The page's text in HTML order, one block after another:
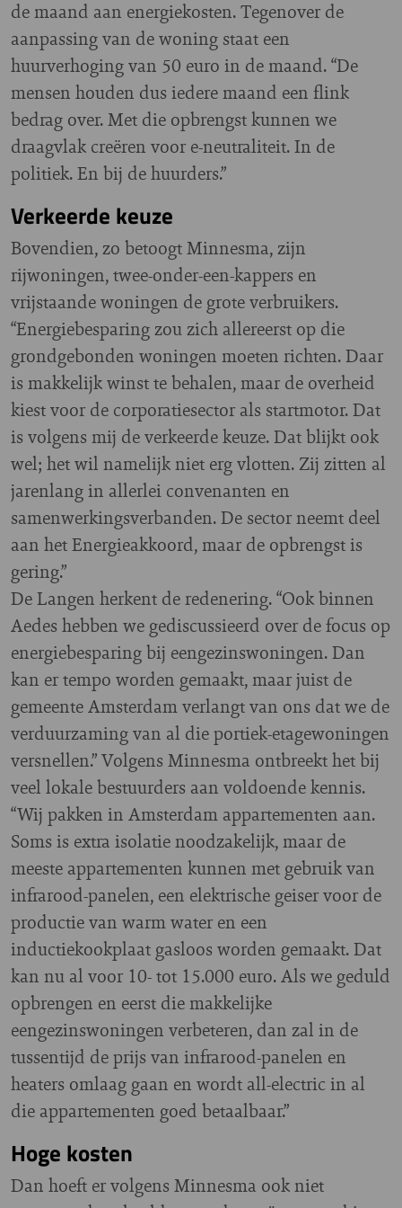
de maand aan energiekosten. Tegenover de
aanpassing van de woning staat een
huurverhoging van 50 euro in de maand. “De
mensen houden dus iedere maand een flink
bedrag over. Met die opbrengst kunnen we
draagvlak creëren voor e-neutraliteit. In de
politiek. En bij de huurders.”
Verkeerde keuze
Bovendien, zo betoogt Minnesma, zijn
rijwoningen, twee-onder-een-kappers en
vrijstaande woningen de grote verbruikers.
“Energiebesparing zou zich allereerst op die
grondgebonden woningen moeten richten. Daar
is makkelijk winst te behalen, maar de overheid
kiest voor de corporatiesector als startmotor. Dat
is volgens mij de verkeerde keuze. Dat blijkt ook
wel; het wil namelijk niet erg vlotten. Zij zitten al
jarenlang in allerlei convenanten en
samenwerkingsverbanden. De sector neemt deel
aan het Energieakkoord, maar de opbrengst is
gering.”
De Langen herkent de redenering. “Ook binnen
Aedes hebben we gediscussieerd over de focus op
energiebesparing bij eengezinswoningen. Dan
kan er tempo worden gemaakt, maar juist de
gemeente Amsterdam verlangt van ons dat we de
verduurzaming van al die portiek-etagewoningen
versnellen.” Volgens Minnesma ontbreekt het bij
veel lokale bestuurders aan voldoende kennis.
“Wij pakken in Amsterdam appartementen aan.
Soms is extra isolatie noodzakelijk, maar de
meeste appartementen kunnen met gebruik van
infrarood-panelen, een elektrische geiser voor de
productie van warm water en een
inductiekookplaat gasloos worden gemaakt. Dat
kan nu al voor 10- tot 15.000 euro. Als we geduld
opbrengen en eerst die makkelijke
eengezinswoningen verbeteren, dan zal in de
tussentijd de prijs van infrarood-panelen en
heaters omlaag gaan en wordt all-electric in al
die appartementen goed betaalbaar.”
Hoge kosten
Dan hoeft er volgens Minnesma ook niet